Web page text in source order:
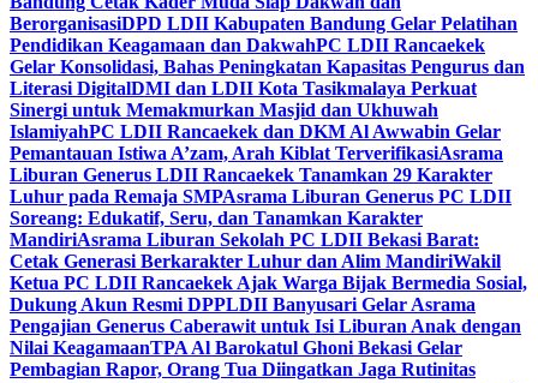
BerorganisasiDPD LDII Kabupaten Bandung Gelar Pelatihan
Pendidikan Keagamaan dan DakwahPC LDII Rancaekek
Gelar Konsolidasi, Bahas Peningkatan Kapasitas Pengurus dan
Literasi DigitalDMI dan LDII Kota Tasikmalaya Perkuat
Sinergi untuk Memakmurkan Masjid dan Ukhuwah
IslamiyahPC LDII Rancaekek dan DKM Al Awwabin Gelar
Pemantauan Istiwa A’zam, Arah Kiblat TerverifikasiAsrama
Liburan Generus LDII Rancaekek Tanamkan 29 Karakter
Luhur pada Remaja SMPAsrama Liburan Generus PC LDII
Soreang: Edukatif, Seru, dan Tanamkan Karakter
MandiriAsrama Liburan Sekolah PC LDII Bekasi Barat:
Cetak Generasi Berkarakter Luhur dan Alim MandiriWakil
Ketua PC LDII Rancaekek Ajak Warga Bijak Bermedia Sosial,
Dukung Akun Resmi DPPLDII Banyusari Gelar Asrama
Pengajian Generus Caberawit untuk Isi Liburan Anak dengan
Nilai KeagamaanTPA Al Barokatul Ghoni Bekasi Gelar
Pembagian Rapor, Orang Tua Diingatkan Jaga Rutinitas